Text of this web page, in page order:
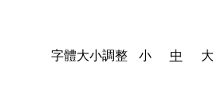
字體大小調整 小 中 大